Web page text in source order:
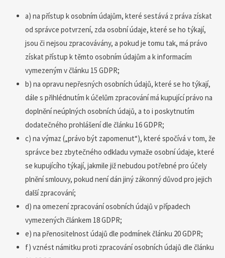
a) na přístup k osobním údajům, které sestává z práva získat
od správce potvrzení, zda osobní údaje, které se ho týkají,
jsou či nejsou zpracovávány, a pokud je tomu tak, má právo
získat přístup k těmto osobním údajům a k informacím
vymezeným v článku 15 GDPR;
b) na opravu nepřesných osobních údajů, které se ho týkají,
dále s přihlédnutím k účelům zpracování má kupující právo na
doplnění neúplných osobních údajů, a to i poskytnutím
dodatečného prohlášení dle článku 16 GDPR;
c) na výmaz („právo být zapomenut“), které spočívá v tom, že
správce bez zbytečného odkladu vymaže osobní údaje, které
se kupujícího týkají, jakmile již nebudou potřebné pro účely
plnění smlouvy, pokud není dán jiný zákonný důvod pro jejich
další zpracování;
d) na omezení zpracování osobních údajů v případech
vymezených článkem 18 GDPR;
e) na přenositelnost údajů dle podmínek článku 20 GDPR;
f) vznést námitku proti zpracování osobních údajů dle článku